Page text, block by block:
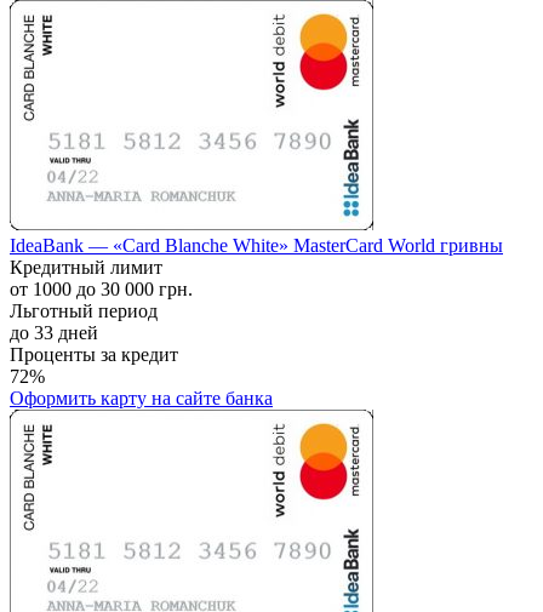
IdeaBank — «Card Blanche White» MasterCard World гривны
Кредитный лимит
от 1000 до 30 000 грн.
Льготный период
до 33 дней
Проценты за кредит
72%
Оформить карту на сайте банка